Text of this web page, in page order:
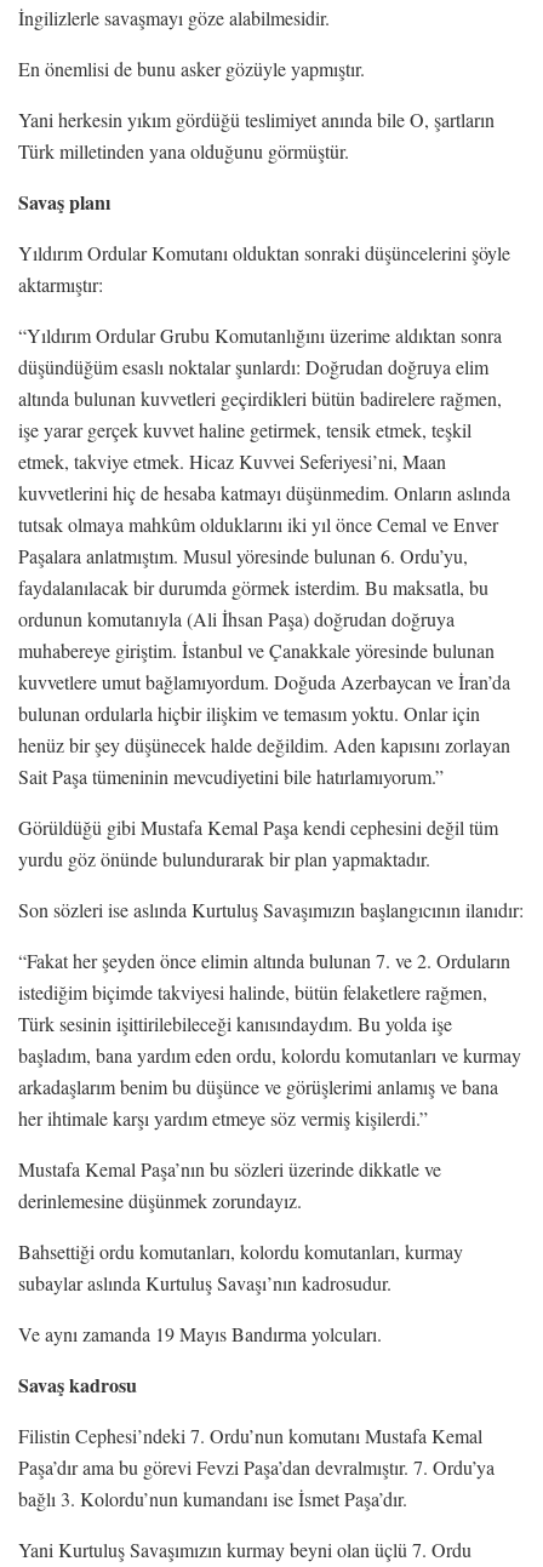
İngilizlerle savaşmayı göze alabilmesidir.
En önemlisi de bunu asker gözüyle yapmıştır.
Yani herkesin yıkım gördüğü teslimiyet anında bile O, şartların
Türk milletinden yana olduğunu görmüştür.
Savaş planı
Yıldırım Ordular Komutanı olduktan sonraki düşüncelerini şöyle
aktarmıştır:
“Yıldırım Ordular Grubu Komutanlığını üzerime aldıktan sonra
düşündüğüm esaslı noktalar şunlardı: Doğrudan doğruya elim
altında bulunan kuvvetleri geçirdikleri bütün badirelere rağmen,
işe yarar gerçek kuvvet haline getirmek, tensik etmek, teşkil
etmek, takviye etmek. Hicaz Kuvvei Seferiyesi’ni, Maan
kuvvetlerini hiç de hesaba katmayı düşünmedim. Onların aslında
tutsak olmaya mahkûm olduklarını iki yıl önce Cemal ve Enver
Paşalara anlatmıştım. Musul yöresinde bulunan 6. Ordu’yu,
faydalanılacak bir durumda görmek isterdim. Bu maksatla, bu
ordunun komutanıyla (Ali İhsan Paşa) doğrudan doğruya
muhabereye giriştim. İstanbul ve Çanakkale yöresinde bulunan
kuvvetlere umut bağlamıyordum. Doğuda Azerbaycan ve İran’da
bulunan ordularla hiçbir ilişkim ve temasım yoktu. Onlar için
henüz bir şey düşünecek halde değildim. Aden kapısını zorlayan
Sait Paşa tümeninin mevcudiyetini bile hatırlamıyorum.”
Görüldüğü gibi Mustafa Kemal Paşa kendi cephesini değil tüm
yurdu göz önünde bulundurarak bir plan yapmaktadır.
Son sözleri ise aslında Kurtuluş Savaşımızın başlangıcının ilanıdır:
“Fakat her şeyden önce elimin altında bulunan 7. ve 2. Orduların
istediğim biçimde takviyesi halinde, bütün felaketlere rağmen,
Türk sesinin işittirilebileceği kanısındaydım. Bu yolda işe
başladım, bana yardım eden ordu, kolordu komutanları ve kurmay
arkadaşlarım benim bu düşünce ve görüşlerimi anlamış ve bana
her ihtimale karşı yardım etmeye söz vermiş kişilerdi.”
Mustafa Kemal Paşa’nın bu sözleri üzerinde dikkatle ve
derinlemesine düşünmek zorundayız.
Bahsettiği ordu komutanları, kolordu komutanları, kurmay
subaylar aslında Kurtuluş Savaşı’nın kadrosudur.
Ve aynı zamanda 19 Mayıs Bandırma yolcuları.
Savaş kadrosu
Filistin Cephesi’ndeki 7. Ordu’nun komutanı Mustafa Kemal
Paşa’dır ama bu görevi Fevzi Paşa’dan devralmıştır. 7. Ordu’ya
bağlı 3. Kolordu’nun kumandanı ise İsmet Paşa’dır.
Yani Kurtuluş Savaşımızın kurmay beyni olan üçlü 7. Ordu